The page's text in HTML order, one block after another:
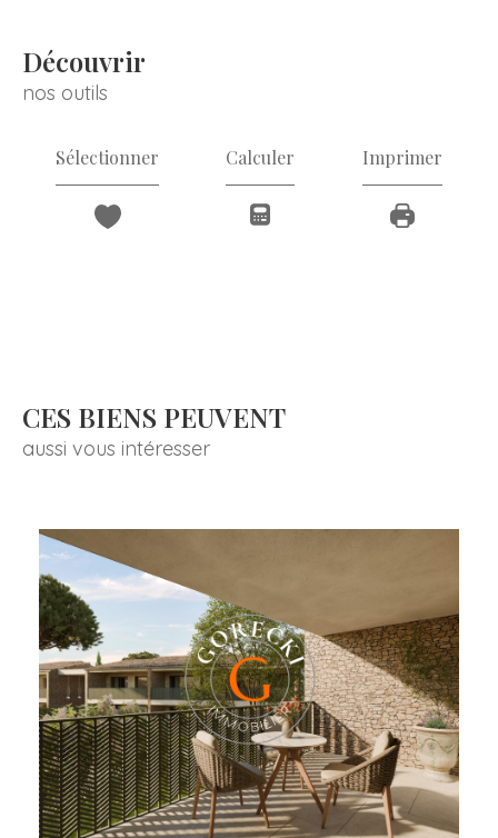
découvrir
nos outils
Sélectionner Calculer Imprimer
CES BIENS PEUVENT
aussi vous intéresser